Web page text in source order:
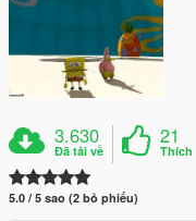
3.630
Đã tải về
21
Thích
5.0 / 5 sao (2 bỏ phiếu)